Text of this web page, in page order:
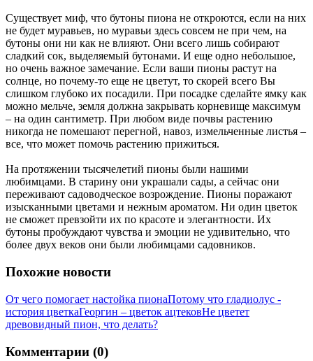
Существует миф, что бутоны пиона не откроются, если на них
не будет муравьев, но муравьи здесь совсем не при чем, на
бутоны они ни как не влияют. Они всего лишь собирают
сладкий сок, выделяемый бутонами. И еще одно небольшое,
но очень важное замечание. Если ваши пионы растут на
солнце, но почему-то еще не цветут, то скорей всего Вы
слишком глубоко их посадили. При посадке сделайте ямку как
можно мельче, земля должна закрывать корневище максимум
– на один сантиметр. При любом виде почвы растению
никогда не помешают перегной, навоз, измельченные листья –
все, что может помочь растению прижиться.
На протяжении тысячелетий пионы были нашими
любимцами. В старину они украшали сады, а сейчас они
переживают садоводческое возрождение. Пионы поражают
изысканными цветами и нежным ароматом. Ни один цветок
не сможет превзойти их по красоте и элегантности. Их
бутоны пробуждают чувства и эмоции не удивительно, что
более двух веков они были любимцами садовников.
Похожие новости
От чего помогает настойка пионаПотому что гладиолус -
история цветкаГеоргин – цветок ацтековНе цветет
древовидный пион, что делать?
Комментарии (0)